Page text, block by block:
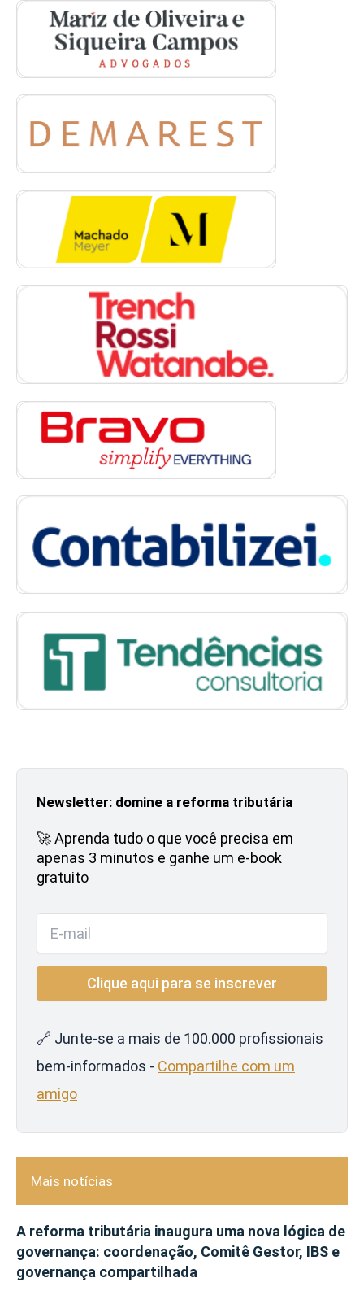
Newsletter: domine a reforma tributária
🚀 Aprenda tudo o que você precisa em
apenas 3 minutos e ganhe um e-book
gratuito
🔗 Junte-se a mais de 100.000 profissionais
bem-informados - Compartilhe com um
amigo
Mais notícias
A reforma tributária inaugura uma nova lógica de
governança: coordenação, Comitê Gestor, IBS e
governança compartilhada